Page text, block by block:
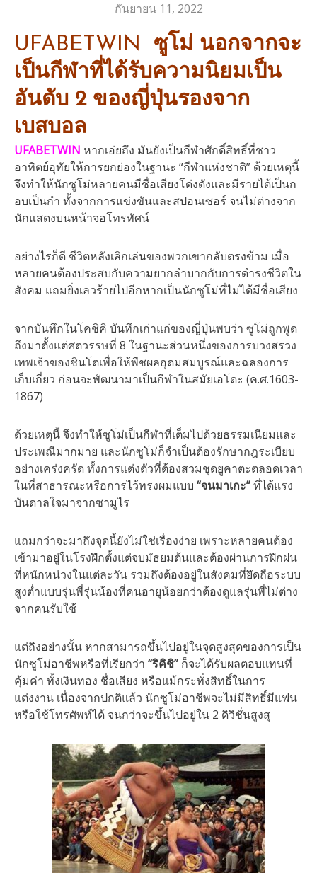
กันยายน 11, 2022
UFABETWIN
ซูโม่ นอกจากจะ
เป็นกีฬาที่ได้รับความนิยมเป็น
อันดับ 2 ของญี่ปุ่นรองจาก
เบสบอล
UFABETWIN หากเอ่ยถึง มันยังเป็นกีฬาศักดิ์สิทธิ์ที่ชาว
อาทิตย์อุทัยให้การยกย่องในฐานะ “กีฬาแห่งชาติ” ด้วยเหตุนี้
จึงทำให้นักซูโม่หลายคนมีชื่อเสียงโด่งดังและมีรายได้เป็นก
อบเป็นกำ ทั้งจากการแข่งขันและสปอนเซอร์ จนไม่ต่างจาก
นักแสดงบนหน้าจอโทรทัศน์
อย่างไรก็ดี ชีวิตหลังเลิกเล่นของพวกเขากลับตรงข้าม เมื่อ
หลายคนต้องประสบกับความยากลำบากกับการดำรงชีวิตใน
สังคม แถมยิ่งเลวร้ายไปอีกหากเป็นนักซูโม่ที่ไม่ได้มีชื่อเสียง
จากบันทึกในโคชิคิ บันทึกเก่าแก่ของญี่ปุ่นพบว่า ซูโม่ถูกพูด
ถึงมาตั้งแต่ศตวรรษที่ 8 ในฐานะส่วนหนึ่งของการบวงสรวง
เทพเจ้าของชินโตเพื่อให้พืชผลอุดมสมบูรณ์และฉลองการ
เก็บเกี่ยว ก่อนจะพัฒนามาเป็นกีฬาในสมัยเอโดะ (ค.ศ.1603-
1867)
ด้วยเหตุนี้ จึงทำให้ซูโม่เป็นกีฬาที่เต็มไปด้วยธรรมเนียมและ
ประเพณีมากมาย และนักซูโม่ก็จำเป็นต้องรักษากฎระเบียบ
อย่างเคร่งครัด ทั้งการแต่งตัวที่ต้องสวมชุดยูคาตะตลอดเวลา
ในที่สาธารณะหรือการไว้ทรงผมแบบ “จนมาเกะ”ที่ได้แรง
บันดาลใจมาจากซามูไร
แถมกว่าจะมาถึงจุดนี้ยังไม่ใช่เรื่องง่าย เพราะหลายคนต้อง
เข้ามาอยู่ในโรงฝึกตั้งแต่จบมัธยมต้นและต้องผ่านการฝึกฝน
ที่หนักหน่วงในแต่ละวัน รวมถึงต้องอยู่ในสังคมที่ยึดถือระบบ
สูงต่ำแบบรุ่นพี่รุ่นน้องที่คนอายุน้อยกว่าต้องดูแลรุ่นพี่ไม่ต่าง
จากคนรับใช้
แต่ถึงอย่างนั้น หากสามารถขึ้นไปอยู่ในจุดสูงสุดของการเป็น
นักซูโม่อาชีพหรือที่เรียกว่า “ริคิชิ” ก็จะได้รับผลตอบแทนที่
คุ้มค่า ทั้งเงินทอง ชื่อเสียง หรือแม้กระทั่งสิทธิ์ในการ
แต่งงาน เนื่องจากปกติแล้ว นักซูโม่อาชีพจะไม่มีสิทธิ์มีแฟน
หรือใช้โทรศัพท์ได้ จนกว่าจะขึ้นไปอยู่ใน 2 ดิวิชั่นสูงสุ